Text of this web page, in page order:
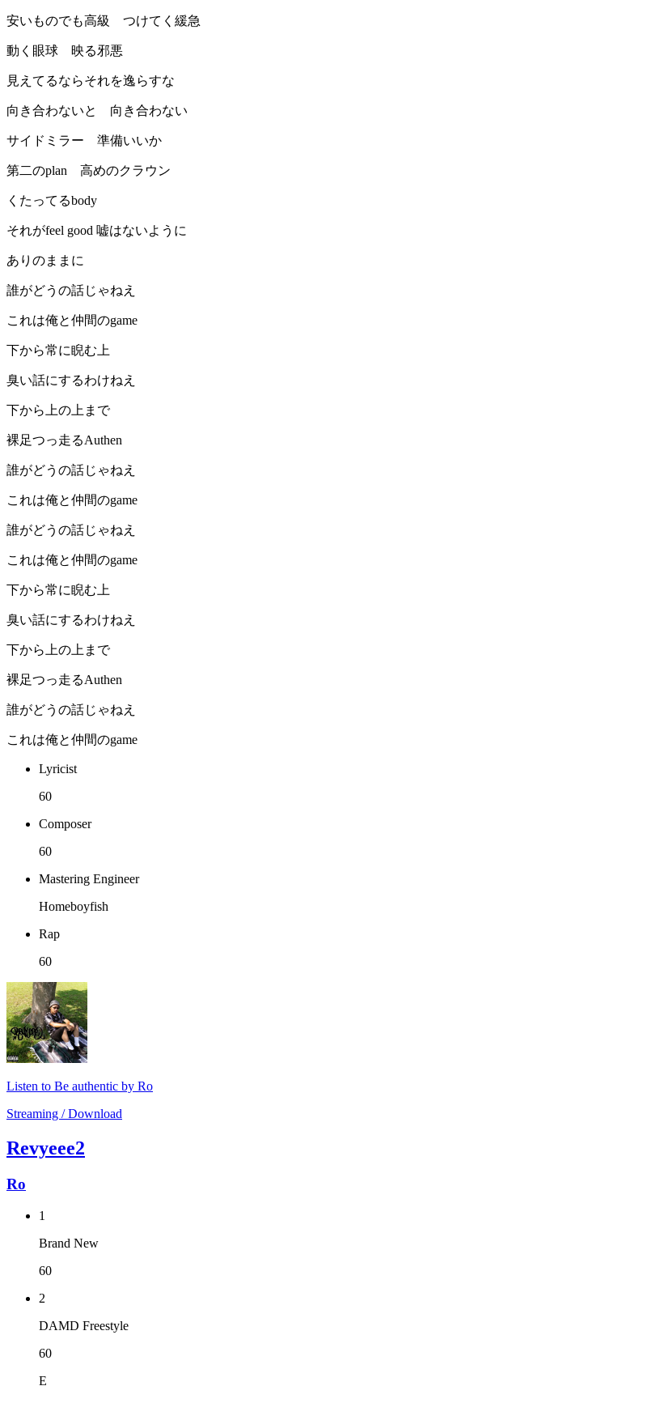
安いものでも高級 つけてく緩急
動く眼球 映る邪悪
見えてるならそれを逸らすな
向き合わないと 向き合わない
サイドミラー 準備いいか
第二のplan 高めのクラウン
くたってるbody
それがfeel good 嘘はないように
ありのままに
誰がどうの話じゃねえ
これは俺と仲間のgame
下から常に睨む上
臭い話にするわけねえ
下から上の上まで
裸足つっ走るAuthen
誰がどうの話じゃねえ
これは俺と仲間のgame
誰がどうの話じゃねえ
これは俺と仲間のgame
下から常に睨む上
臭い話にするわけねえ
下から上の上まで
裸足つっ走るAuthen
誰がどうの話じゃねえ
これは俺と仲間のgame
Lyricist
60
Composer
60
Mastering Engineer
Homeboyfish
Rap
60
Listen to Be authentic by Ro
Streaming / Download
Revyeee2
Ro
1
Brand New
60
2
DAMD Freestyle
60
E